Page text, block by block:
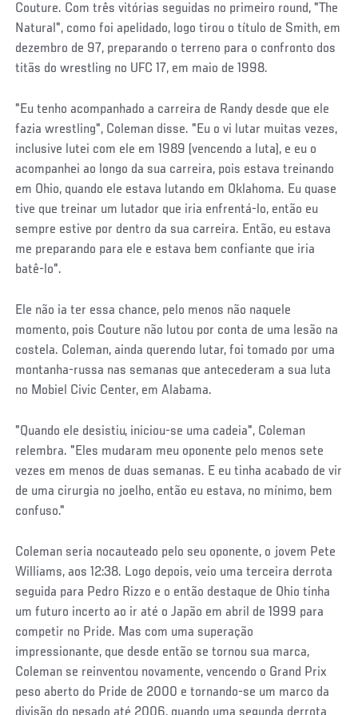
Couture. Com três vitórias seguidas no primeiro round, "The
Natural", como foi apelidado, logo tirou o título de Smith, em
dezembro de 97, preparando o terreno para o confronto dos
titãs do wrestling no UFC 17, em maio de 1998.
"Eu tenho acompanhado a carreira de Randy desde que ele
fazia wrestling", Coleman disse. "Eu o vi lutar muitas vezes,
inclusive lutei com ele em 1989 (vencendo a luta), e eu o
acompanhei ao longo da sua carreira, pois estava treinando
em Ohio, quando ele estava lutando em Oklahoma. Eu quase
tive que treinar um lutador que iria enfrentá-lo, então eu
sempre estive por dentro da sua carreira. Então, eu estava
me preparando para ele e estava bem confiante que iria
batê-lo".
Ele não ia ter essa chance, pelo menos não naquele
momento, pois Couture não lutou por conta de uma lesão na
costela. Coleman, ainda querendo lutar, foi tomado por uma
montanha-russa nas semanas que antecederam a sua luta
no Mobiel Civic Center, em Alabama.
"Quando ele desistiu, iniciou-se uma cadeia", Coleman
relembra. "Eles mudaram meu oponente pelo menos sete
vezes em menos de duas semanas. E eu tinha acabado de vir
de uma cirurgia no joelho, então eu estava, no mínimo, bem
confuso."
Coleman seria nocauteado pelo seu oponente, o jovem Pete
Williams, aos 12:38. Logo depois, veio uma terceira derrota
seguida para Pedro Rizzo e o então destaque de Ohio tinha
um futuro incerto ao ir até o Japão em abril de 1999 para
competir no Pride. Mas com uma superação
impressionante, que desde então se tornou sua marca,
Coleman se reinventou novamente, vencendo o Grand Prix
peso aberto do Pride de 2000 e tornando-se um marco da